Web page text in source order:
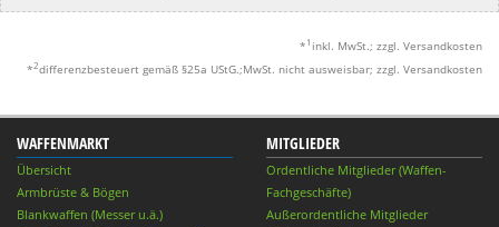
* 1 inkl. MwSt.; zzgl. Versandkosten
*2differenzbesteuert gemäß §25a UStG.;MwSt. nicht ausweisbar; zzgl. Versandkosten
WAFFENMARKT
Übersicht
Armbrüste & Bögen
Blankwaffen (Messer u.ä.)
MITGLIEDER
Ordentliche Mitglieder (Waffen-
Fachgeschäfte)
Außerordentliche Mitglieder